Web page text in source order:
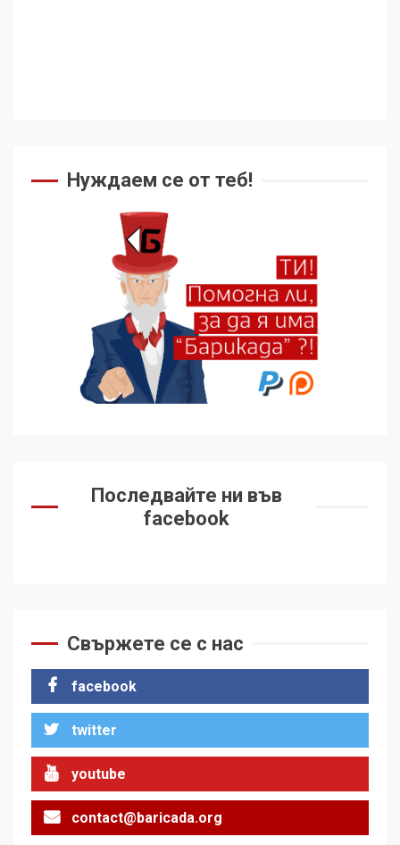
Нуждаем се от теб!
Последвайте ни във
facebook
Свържете се с нас
facebook
twitter
youtube
contact@baricada.org